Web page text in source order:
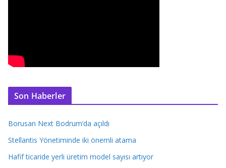
Son Haberler
Borusan Next Bodrum’da açıldı
Stellantis Yönetiminde iki önemli atama
Hafif ticaride yerli üretim model sayısı artıyor